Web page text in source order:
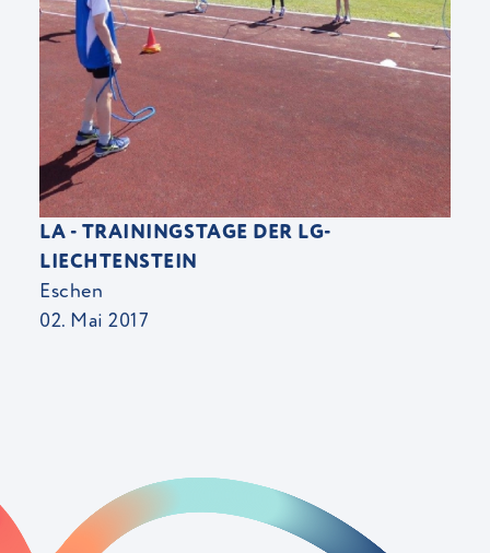
LA - TRAININGSTAGE DER LG-
LIECHTENSTEIN
Eschen
02. Mai 2017